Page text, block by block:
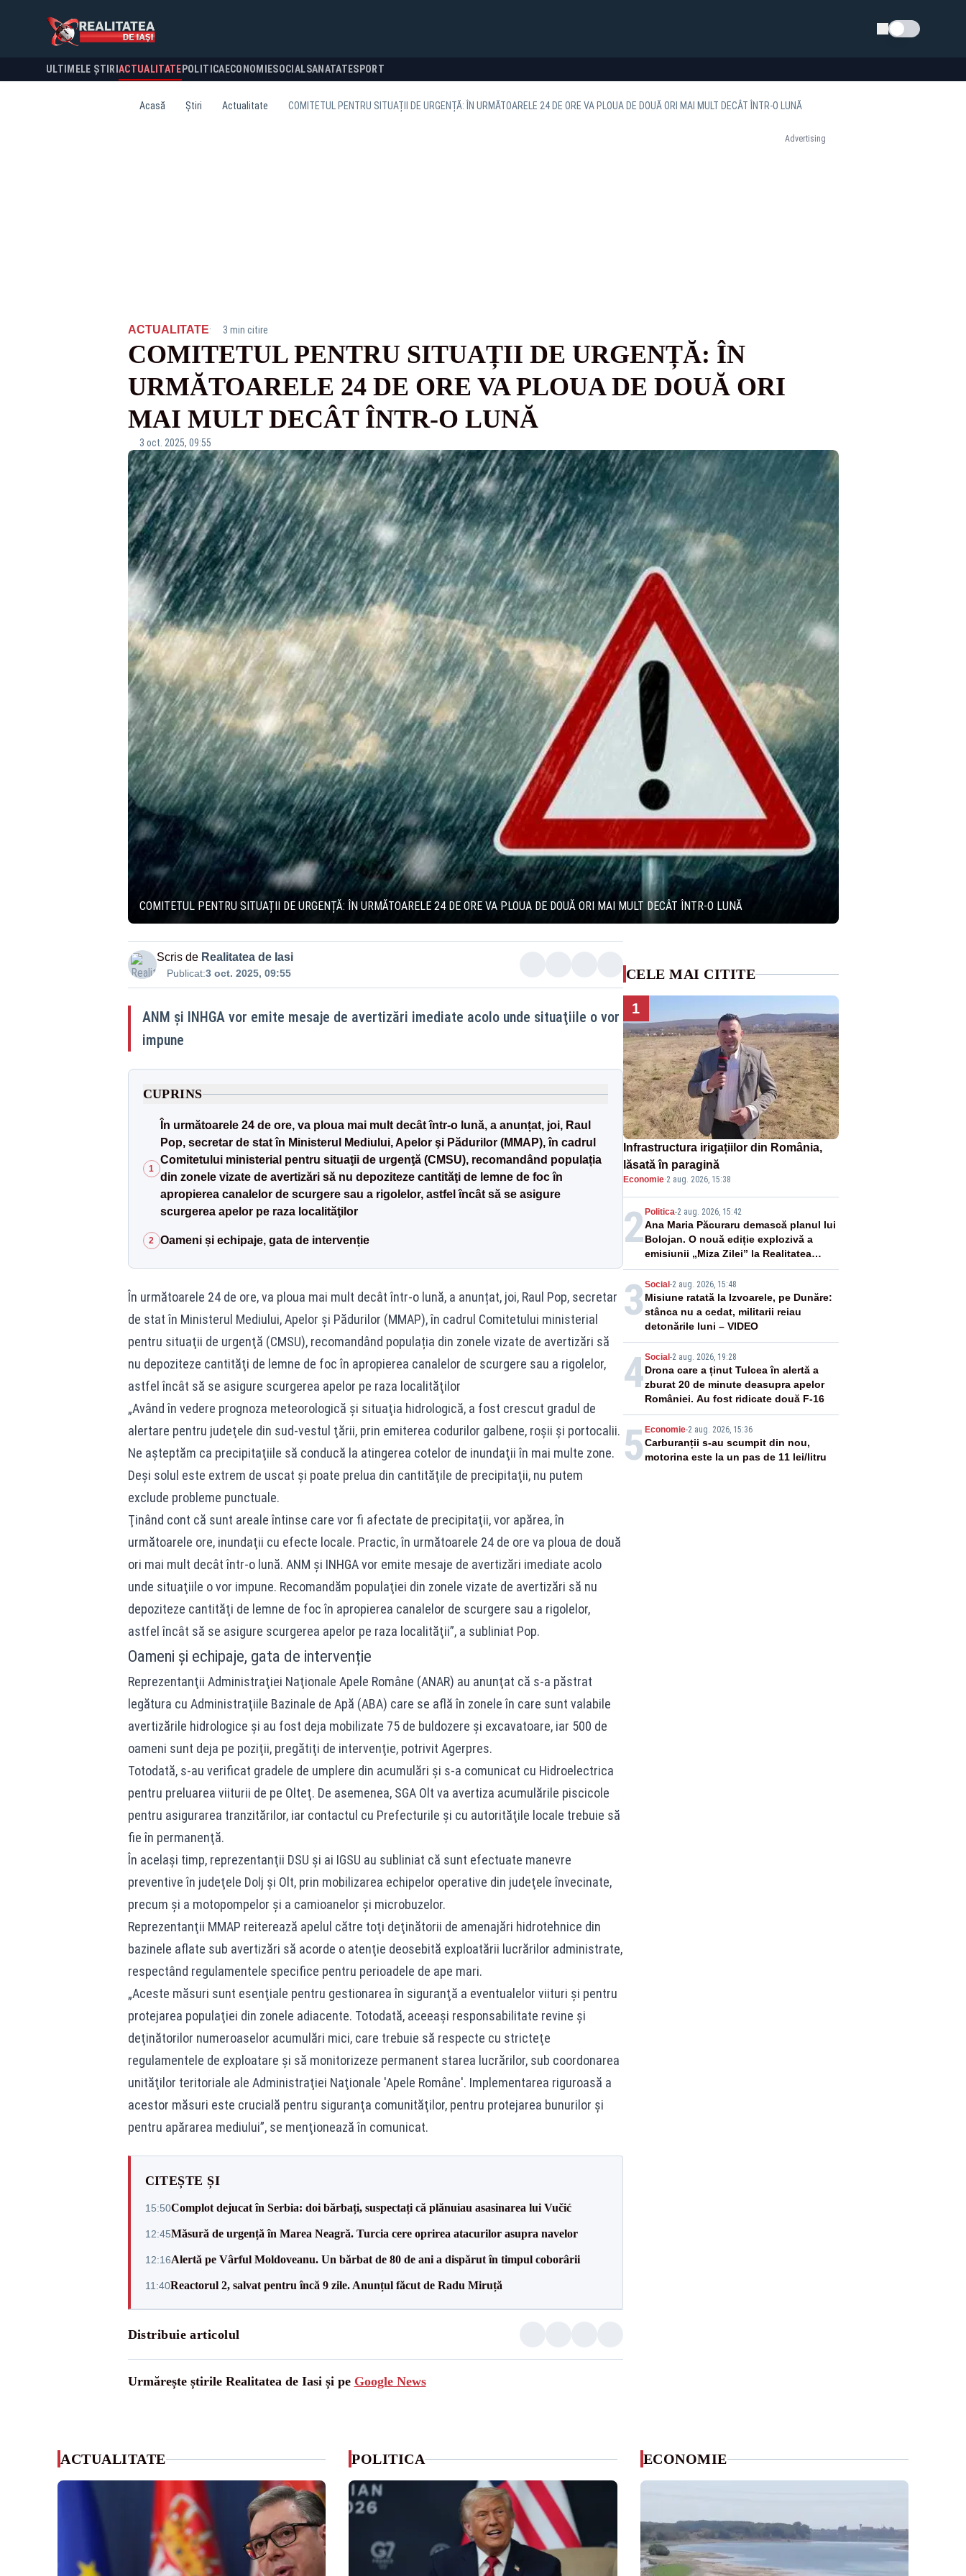
Schimba tema
ULTIMELE ȘTIRI ACTUALITATE POLITICA ECONOMIESOCIALSANATATESPORT
Acasă Știri Actualitate COMITETUL PENTRU SITUAȚII DE URGENȚĂ: ÎN URMĂTOARELE 24 DE ORE VA PLOUA DE DOUĂ ORI MAI MULT DECÂT ÎNTR-O LUNĂ
Advertising
ACTUALITATE· 3 min citire
COMITETUL PENTRU SITUAȚII DE URGENȚĂ: ÎN
URMĂTOARELE 24 DE ORE VA PLOUA DE DOUĂ ORI
MAI MULT DECÂT ÎNTR-O LUNĂ
3 oct. 2025, 09:55
COMITETUL PENTRU SITUAȚII DE URGENȚĂ: ÎN URMĂTOARELE 24 DE ORE VA PLOUA DE DOUĂ ORI MAI MULT DECÂT ÎNTR-O LUNĂ
Scris de Realitatea de Iasi
Publicat:3 oct. 2025, 09:55
ANM şi INHGA vor emite mesaje de avertizări imediate acolo unde situaţiile o vor
impune
CUPRINS
1
În următoarele 24 de ore, va ploua mai mult decât într-o lună, a anunțat, joi, Raul
Pop, secretar de stat în Ministerul Mediului, Apelor şi Pădurilor (MMAP), în cadrul
Comitetului ministerial pentru situaţii de urgenţă (CMSU), recomandând populația
din zonele vizate de avertizări să nu depoziteze cantităţi de lemne de foc în
apropierea canalelor de scurgere sau a rigolelor, astfel încât să se asigure
scurgerea apelor pe raza localităţilor
2 Oameni și echipaje, gata de intervenție
În următoarele 24 de ore, va ploua mai mult decât într-o lună, a anunțat, joi, Raul Pop, secretar
de stat în Ministerul Mediului, Apelor şi Pădurilor (MMAP), în cadrul Comitetului ministerial
pentru situaţii de urgenţă (CMSU), recomandând populația din zonele vizate de avertizări să
nu depoziteze cantităţi de lemne de foc în apropierea canalelor de scurgere sau a rigolelor,
astfel încât să se asigure scurgerea apelor pe raza localităţilor
„Având în vedere prognoza meteorologică şi situaţia hidrologică, a fost crescut gradul de
alertare pentru judeţele din sud-vestul ţării, prin emiterea codurilor galbene, roşii şi portocalii.
Ne aşteptăm ca precipitaţiile să conducă la atingerea cotelor de inundaţii în mai multe zone.
Deşi solul este extrem de uscat şi poate prelua din cantităţile de precipitaţii, nu putem
exclude probleme punctuale.
Ţinând cont că sunt areale întinse care vor fi afectate de precipitaţii, vor apărea, în
următoarele ore, inundaţii cu efecte locale. Practic, în următoarele 24 de ore va ploua de două
ori mai mult decât într-o lună. ANM şi INHGA vor emite mesaje de avertizări imediate acolo
unde situaţiile o vor impune. Recomandăm populaţiei din zonele vizate de avertizări să nu
depoziteze cantităţi de lemne de foc în apropierea canalelor de scurgere sau a rigolelor,
astfel încât să se asigure scurgerea apelor pe raza localităţii”, a subliniat Pop.
Oameni și echipaje, gata de intervenție
Reprezentanţii Administraţiei Naţionale Apele Române (ANAR) au anunţat că s-a păstrat
legătura cu Administraţiile Bazinale de Apă (ABA) care se află în zonele în care sunt valabile
avertizările hidrologice şi au fost deja mobilizate 75 de buldozere şi excavatoare, iar 500 de
oameni sunt deja pe poziţii, pregătiţi de intervenţie, potrivit Agerpres.
Totodată, s-au verificat gradele de umplere din acumulări şi s-a comunicat cu Hidroelectrica
pentru preluarea viiturii de pe Olteţ. De asemenea, SGA Olt va avertiza acumulările piscicole
pentru asigurarea tranzitărilor, iar contactul cu Prefecturile şi cu autorităţile locale trebuie să
fie în permanenţă.
În acelaşi timp, reprezentanţii DSU şi ai IGSU au subliniat că sunt efectuate manevre
preventive în judeţele Dolj şi Olt, prin mobilizarea echipelor operative din judeţele învecinate,
precum şi a motopompelor şi a camioanelor şi microbuzelor.
Reprezentanţii MMAP reiterează apelul către toţi deţinătorii de amenajări hidrotehnice din
bazinele aflate sub avertizări să acorde o atenţie deosebită exploatării lucrărilor administrate,
respectând regulamentele specifice pentru perioadele de ape mari.
„Aceste măsuri sunt esenţiale pentru gestionarea în siguranţă a eventualelor viituri şi pentru
protejarea populaţiei din zonele adiacente. Totodată, aceeaşi responsabilitate revine şi
deţinătorilor numeroaselor acumulări mici, care trebuie să respecte cu stricteţe
regulamentele de exploatare şi să monitorizeze permanent starea lucrărilor, sub coordonarea
unităţilor teritoriale ale Administraţiei Naţionale 'Apele Române'. Implementarea riguroasă a
acestor măsuri este crucială pentru siguranţa comunităţilor, pentru protejarea bunurilor şi
pentru apărarea mediului”, se menţionează în comunicat.
CITEȘTE ȘI
15:50Complot dejucat în Serbia: doi bărbați, suspectați că plănuiau asasinarea lui Vučić
12:45Măsură de urgență în Marea Neagră. Turcia cere oprirea atacurilor asupra navelor
12:16Alertă pe Vârful Moldoveanu. Un bărbat de 80 de ani a dispărut în timpul coborârii
11:40Reactorul 2, salvat pentru încă 9 zile. Anunțul făcut de Radu Miruță
Distribuie articolul
Urmărește știrile Realitatea de Iasi și pe Google News
CELE MAI CITITE
1
Infrastructura irigațiilor din România,
lăsată în paragină
Economie·2 aug. 2026, 15:38
2 Politica-2 aug. 2026, 15:42
Ana Maria Păcuraru demască planul lui
Bolojan. O nouă ediție explozivă a
emisiunii „Miza Zilei” la Realitatea
PLUS
3 Social -2 aug. 2026, 15:48
Misiune ratată la Izvoarele, pe Dunăre:
stânca nu a cedat, militarii reiau
detonările luni – VIDEO
4Social -2 aug. 2026, 19:28
Drona care a ținut Tulcea în alertă a
zburat 20 de minute deasupra apelor
României. Au fost ridicate două F-16
5 Economie-2 aug. 2026, 15:36
Carburanții s-au scumpit din nou,
motorina este la un pas de 11 lei/litru
ACTUALITATE POLITICA ECONOMIE